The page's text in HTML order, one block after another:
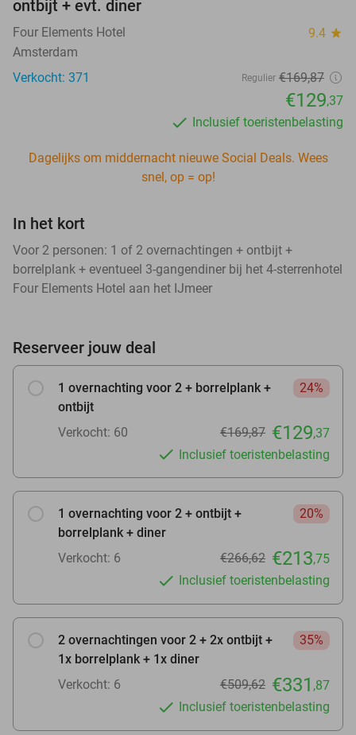
ontbijt + evt. diner
Four Elements Hotel 9.4 star
Amsterdam
Verkocht: 371
Regulier €169,87
€129,37
Inclusief toeristenbelasting
Dagelijks om middernacht nieuwe Social Deals. Wees
snel, op = op!
In het kort
Voor 2 personen: 1 of 2 overnachtingen + ontbijt +
borrelplank + eventueel 3-gangendiner bij het 4-sterrenhotel
Four Elements Hotel aan het IJmeer
Reserveer jouw deal
1 overnachting voor 2 + borrelplank +
ontbijt
24%
Verkocht: 60 €169,87 €129,37
Inclusief toeristenbelasting
1 overnachting voor 2 + ontbijt +
borrelplank + diner
20%
Verkocht: 6 €266,62 €213,75
Inclusief toeristenbelasting
2 overnachtingen voor 2 + 2x ontbijt +
1x borrelplank + 1x diner
35%
Verkocht: 6 €509,62 €331 ,87
Inclusief toeristenbelasting